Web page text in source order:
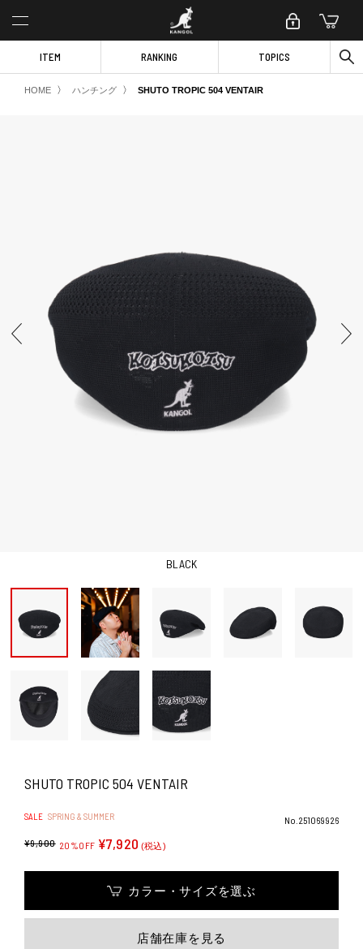
ITEM RANKING TOPICS
HOME 〉 ハンチング 〉 SHUTO TROPIC 504 VENTAIR
BLACK
SHUTO TROPIC 504 VENTAIR
SALE SPRING & SUMMER
No.251069926
¥9,900 20%OFF ¥7,920 (税込)
カラー・サイズを選ぶ
店舗在庫を見る